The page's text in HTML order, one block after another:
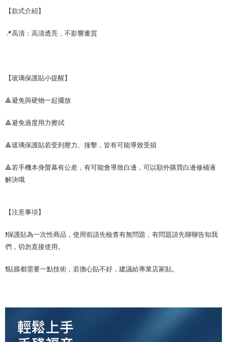
【款式介紹】
📍高清：高清透亮，不影響畫質
【玻璃保護貼小提醒】
🔺避免與硬物一起擺放
🔺避免過度用力擦拭
🔺玻璃保護貼若受到壓力、撞擊，皆有可能導致受損
🔺若手機本身螢幕有公差，有可能會導致白邊，可以額外購買白邊修補液
解決哦
【注意事項】
❗保護貼為一次性商品，使用前請先檢查有無問題，有問題請先聊聊告知我
們，切勿直接使用。
❗貼膜都需要一點技術，若擔心貼不好，建議給專業店家貼。